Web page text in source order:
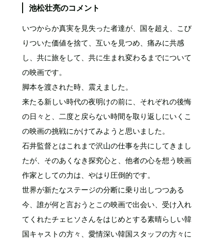
池松壮亮のコメント
いつからか真実を見失った者達が、国を超え、こび
りついた価値を捨て、互いを見つめ、痛みに共感
し、共に旅をして、共に生まれ変わるまでについて
の映画です。
脚本を渡された時、震えました。
来たる新しい時代の夜明けの前に、それぞれの後悔
の日々と、二度と戻らない時間を取り返しにいくこ
の映画の挑戦にかけてみようと思いました。
石井監督とはこれまで沢山の仕事を共にしてきまし
たが、そのあくなき探究心と、他者の心を想う映画
作家としての力は、やはり圧倒的です。
世界が新たなステージの分断に乗り出しつつある
今、誰が何と言おうとこの映画で出会い、受け入れ
てくれたチェヒソさんをはじめとする素晴らしい韓
国キャストの方々、愛情深い韓国スタッフの方々に